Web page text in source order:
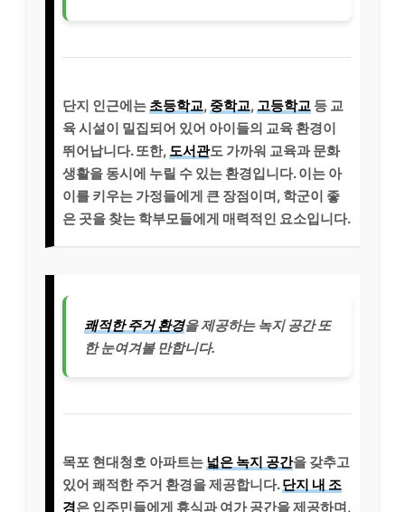
단지 인근에는 초등학교, 중학교, 고등학교 등 교
육 시설이 밀집되어 있어 아이들의 교육 환경이
뛰어납니다. 또한, 도서관도 가까워 교육과 문화
생활을 동시에 누릴 수 있는 환경입니다. 이는 아
이를 키우는 가정들에게 큰 장점이며, 학군이 좋
은 곳을 찾는 학부모들에게 매력적인 요소입니다.
쾌적한 주거 환경을 제공하는 녹지 공간 또
한 눈여겨볼 만합니다.
목포 현대청호 아파트는 넓은 녹지 공간을 갖추고
있어 쾌적한 주거 환경을 제공합니다.단지 내 조
경은 입주민들에게 휴식과 여가 공간을 제공하며,